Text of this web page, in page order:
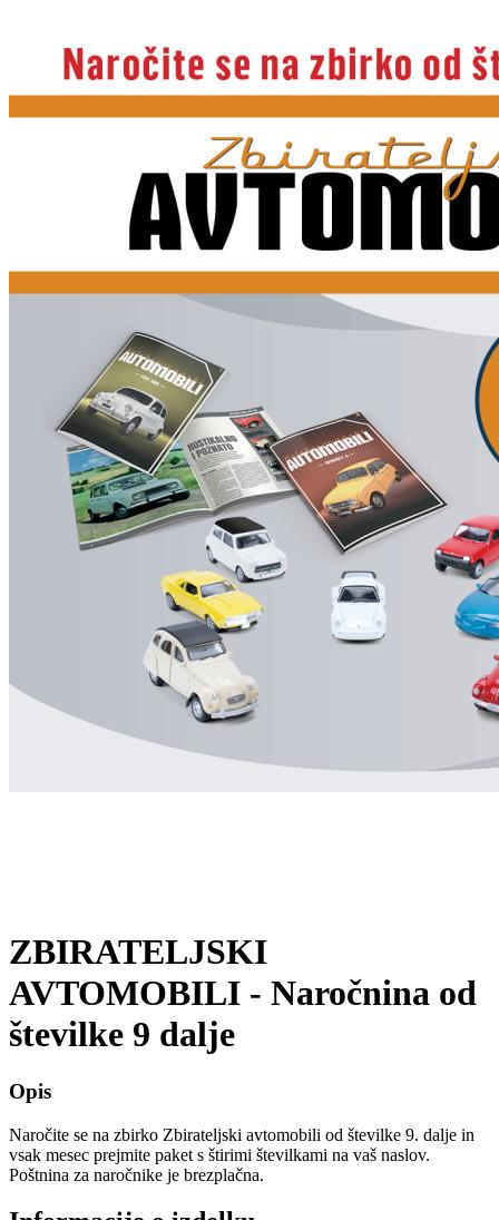
ZBIRATELJSKI
AVTOMOBILI - Naročnina od
številke 9 dalje
Opis
Naročite se na zbirko Zbirateljski avtomobili od številke 9. dalje in
vsak mesec prejmite paket s štirimi številkami na vaš naslov.
Poštnina za naročnike je brezplačna.